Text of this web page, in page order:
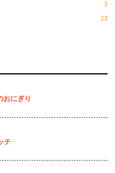
3
23
おにぎり
チ